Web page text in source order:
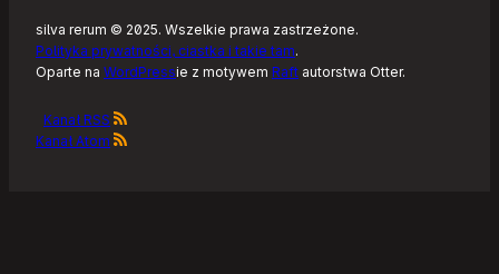
silva rerum © 2025. Wszelkie prawa zastrzeżone.
Polityka prywatności, ciastka i takie tam.
Oparte na WordPressie z motywem Raft autorstwa Otter.
Kanał RSS
Kanał Atom